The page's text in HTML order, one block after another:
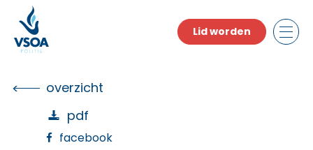
the
content
Lid worden
overzicht
pdf
facebook